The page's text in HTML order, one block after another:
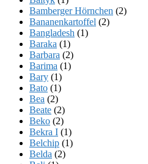
Bamberger Hörnchen (2)
Bananenkartoffel (2)
Bangladesh (1)
Baraka (1)
Barbara (2)
Barima (1)
Bary (1)
Bato (1)
Bea (2)
Beate (2)
Beko (2)
Bekra I (1)
Belchip (1)
Belda (2)